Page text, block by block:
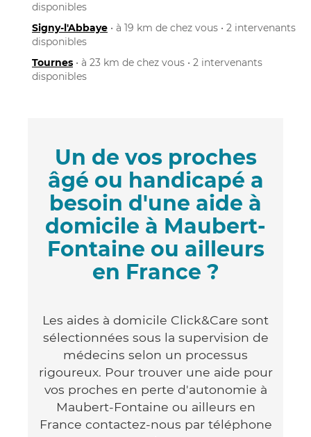
disponibles
Signy-l'Abbaye • à 19 km de chez vous • 2 intervenants
disponibles
Tournes • à 23 km de chez vous • 2 intervenants
disponibles
Un de vos proches
âgé ou handicapé a
besoin d'une aide à
domicile à Maubert-
Fontaine ou ailleurs
en France ?
Les aides à domicile Click&Care sont
sélectionnées sous la supervision de
médecins selon un processus
rigoureux. Pour trouver une aide pour
vos proches en perte d'autonomie à
Maubert-Fontaine ou ailleurs en
France contactez-nous par téléphone